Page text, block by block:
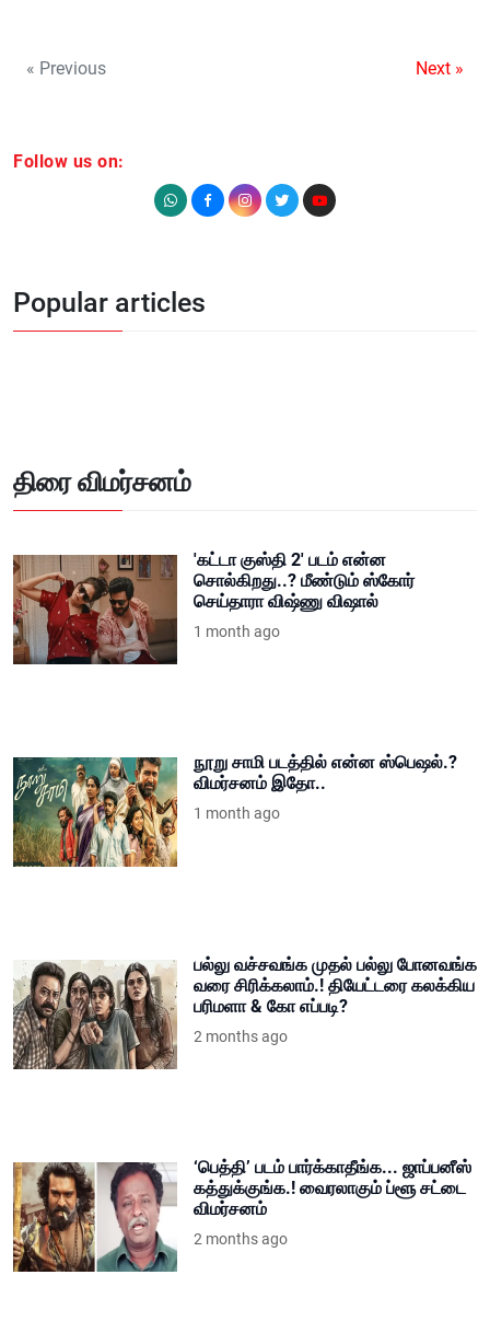
« Previous Next »
Follow us on:
Popular articles
திரை விமர்சனம்
'கட்டா குஸ்தி 2' படம் என்ன
சொல்கிறது..? மீண்டும் ஸ்கோர்
செய்தாரா விஷ்ணு விஷால்
1 month ago
நூறு சாமி படத்தில் என்ன ஸ்பெஷல்.?
விமர்சனம் இதோ..
1 month ago
பல்லு வச்சவங்க முதல் பல்லு போனவங்க
வரை சிரிக்கலாம்.! தியேட்டரை கலக்கிய
பரிமளா & கோ எப்படி?
2 months ago
‘பெத்தி’ படம் பார்க்காதீங்க... ஜாப்பனீஸ்
கத்துக்குங்க.! வைரலாகும் ப்ளூ சட்டை
விமர்சனம்
2 months ago